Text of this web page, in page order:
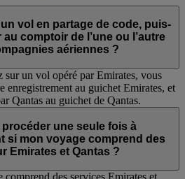
vol en partage de code, puis-
au comptoir de l’une ou l’autre
aériennes ?
un vol opéré par Emirates, vous
enregistrement au guichet Emirates, et
Qantas au guichet de Qantas.
procéder une seule fois à
si mon voyage comprend des
Emirates et Qantas ?